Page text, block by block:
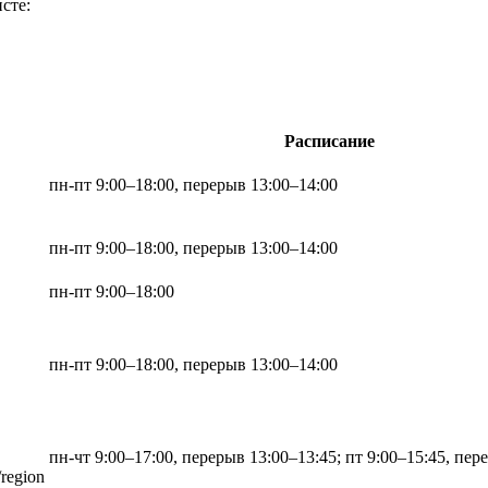
Расписание
пн-пт 9:00–18:00, перерыв 13:00–14:00
пн-пт 9:00–18:00, перерыв 13:00–14:00
пн-пт 9:00–18:00
пн-пт 9:00–18:00, перерыв 13:00–14:00
пн-чт 9:00–17:00, перерыв 13:00–13:45; пт 9:00–15:45,